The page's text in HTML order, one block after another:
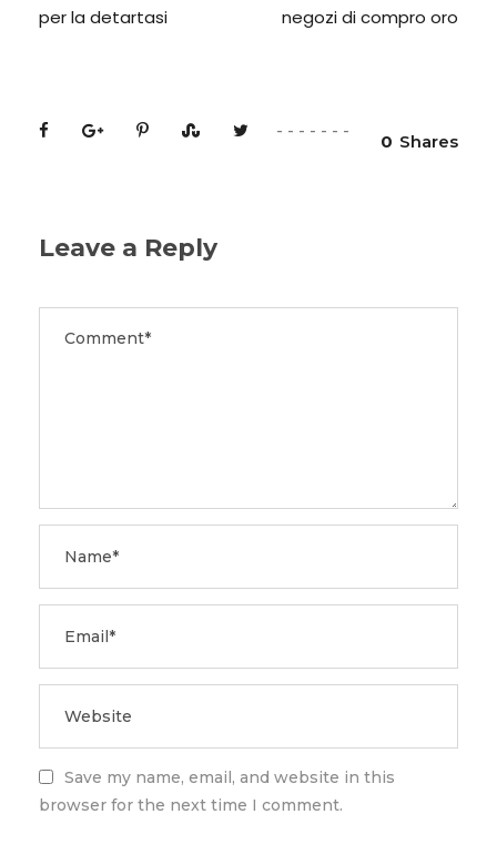
per la detartasi
negozi di compro oro
0 Shares
Leave a Reply
Save my name, email, and website in this
browser for the next time I comment.